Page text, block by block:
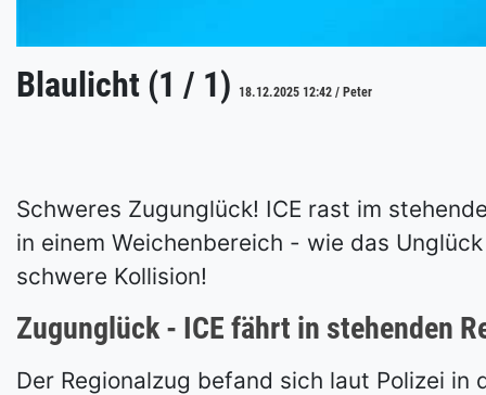
Blaulicht (1 / 1) 18.12.2025 12:42 / Peter
Schweres Zugunglück! ICE rast im
in einem Weichenbereich - wie das
schwere Kollision!
Zugunglück - ICE fährt in stehenden
Der Regionalzug befand sich laut Polizei in